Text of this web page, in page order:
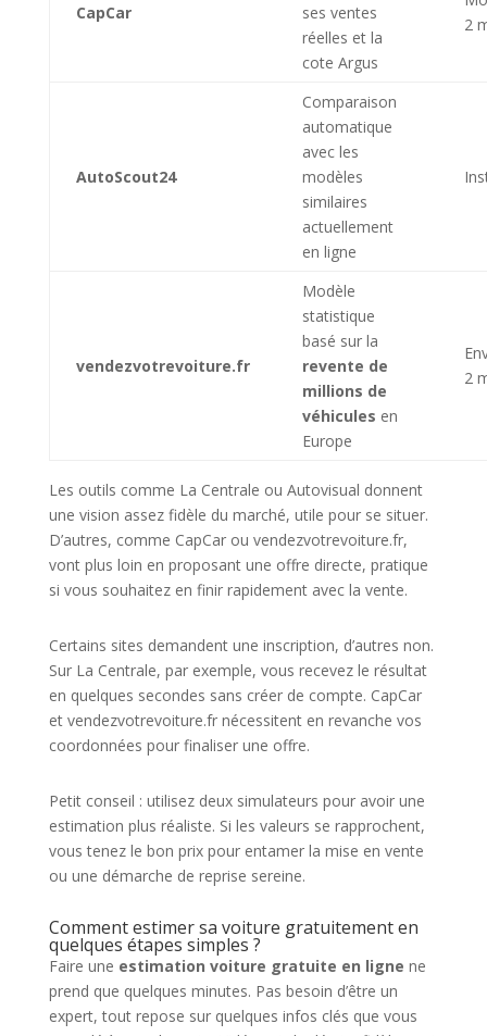
CapCar
ses ventes
réelles et la
cote Argus
2
AutoScout24
Comparaison
automatique
avec les
modèles
similaires
actuellement
en ligne
vendezvotrevoiture.fr
Modèle
statistique
basé sur la
revente de
millions de
véhicules en
Europe
2
Les outils comme La Centrale ou Autovisual donnent
une vision assez fidèle du marché, utile pour se situer.
D’autres, comme CapCar ou vendezvotrevoiture.fr,
vont plus loin en proposant une offre directe, pratique
si vous souhaitez en finir rapidement avec la vente.
Certains sites demandent une inscription, d’autres non.
Sur La Centrale, par exemple, vous recevez le résultat
en quelques secondes sans créer de compte. CapCar
et vendezvotrevoiture.fr nécessitent en revanche vos
coordonnées pour finaliser une offre.
Petit conseil : utilisez deux simulateurs pour avoir une
estimation plus réaliste. Si les valeurs se rapprochent,
vous tenez le bon prix pour entamer la mise en vente
ou une démarche de reprise sereine.
Comment estimer sa voiture gratuitement en
quelques étapes simples ?
Faire une estimation voiture gratuite en ligne ne
prend que quelques minutes. Pas besoin d’être un
expert, tout repose sur quelques infos clés que vous